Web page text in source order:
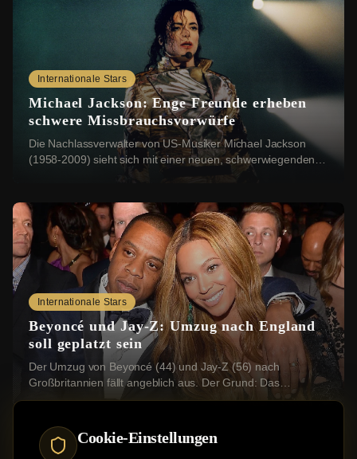
Cookie-Einstellungen
Internationale Stars
Michael Jackson: Enge Freunde erheben
schwere Missbrauchsvorwürfe
Die Nachlassverwalter von US-Musiker Michael Jackson
(1958-2009) sieht sich mit einer neuen, schwerwiegenden
Internationale Stars
Beyoncé und Jay-Z: Umzug nach England
soll geplatzt sein
Der Umzug von Beyoncé (44) und Jay-Z (56) nach
Großbritannien fällt angeblich aus. Der Grund: Das
Grundstück, das die beiden US-Stars erwerben wollten...